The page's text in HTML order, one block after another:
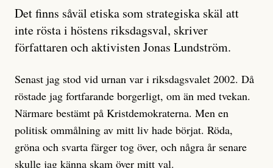
Artikeln undersöker inte, som ETC påstår, ”vad som
är sant, vad som är rykten”, utan den bidrar bara till
ännu mer ryktesspridning. Det finns inte ett enda bevis
misstänkta personen är en infiltratör. Det som läsaren
får veta är att personen har ändrat sina politiska åsikter
under åren, att den har raderat tidigare innehåll på sina
sociala medier, att artikelns författare inte förstår sig
på personens ekonomi och att det tydligen finns
anonyma röster inom rörelsen som säger saker som
Det finns såväl etiska som strategiska skäl att
inte rösta i höstens riksdagsval, skriver
författaren och aktivisten Jonas Lundström.
Senast jag stod vid urnan var i riksdagsvalet 2002. Då
röstade jag fortfarande borgerligt, om än med tvekan.
Närmare bestämt på Kristdemokraterna. Men en
politisk ommålning av mitt liv hade börjat. Röda,
gröna och svarta färger tog över, och några år senare
skulle jag känna skam över mitt val.